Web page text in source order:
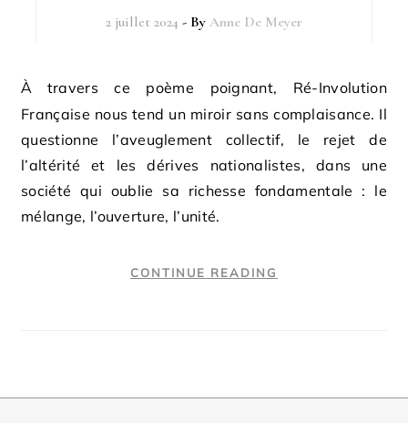
2 juillet 2024 - By Anne De Meyer
À travers ce poème poignant, Ré-Involution
Française nous tend un miroir sans complaisance. Il
questionne l’aveuglement collectif, le rejet de
l’altérité et les dérives nationalistes, dans une
société qui oublie sa richesse fondamentale : le
mélange, l’ouverture, l’unité.
CONTINUE READING